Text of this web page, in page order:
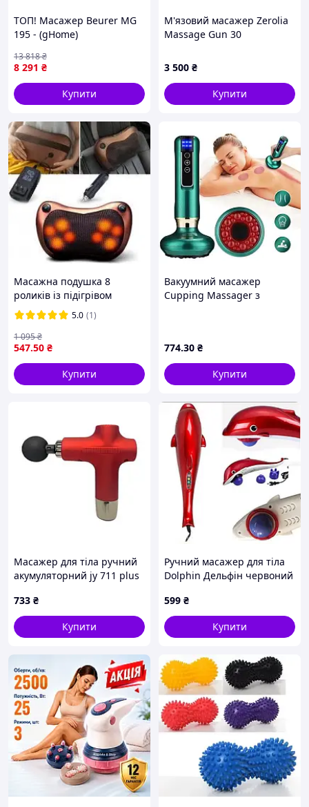
ТОП! Масажер Beurer MG
195 - (gHome)
8 291 ₴
13 818₴
Купити
М'язовий масажер Zerolia
Massage Gun 30
РК-екраном
3 500 ₴
Купити
Масажна подушка 8
роликів із підігрівом
масажор інфрачервоні
масажери з роликами для
голови та шиї, спини trewq
5.0 (1)
547.50 ₴
1 095₴
Купити
Вакуумний масажер
Cupping Massager з
гуаша для тіла та спини
774.30 ₴
Купити
Масажер для тіла ручний
акумуляторний jy 711 plus
733 ₴
Купити
Ручний масажер для тіла
Dolphin Дельфін червоний
599 ₴
Купити